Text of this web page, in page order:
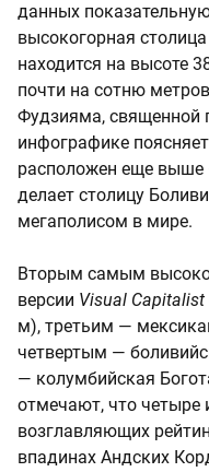
данных
высокогорная
находится на высоте
почти на сотню
Фудзияма, священной
инфографике
расположен еще выше
делает столицу
мегаполисом в мире.
Вторым самым
версии Visual Capitalist
м), третьим —
четвертым —
— колумбийская
отмечают, что четыре
возглавляющих
впадинах Андских